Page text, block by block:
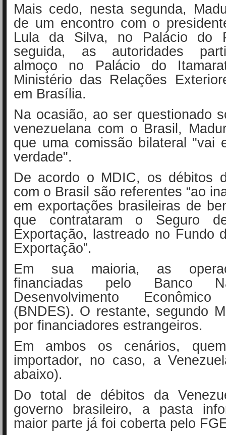
Mais cedo, nesta segunda,
de um encontro com o
Lula da Silva, no Palácio do
seguida, as autoridades
almoço no Palácio do
Ministério das Relações
em Brasília.
Na ocasião, ao ser questionado
venezuelana com o Brasil,
que uma comissão bilateral "vai
verdade".
De acordo o MDIC, os débitos
com o Brasil são referentes “ao
em exportações brasileiras de
que contrataram o Seguro
Exportação, lastreado no Fundo
Exportação”.
Em sua maioria, as
financiadas pelo Banco
Desenvolvimento
(BNDES). O restante, segundo
por financiadores estrangeiros.
Em ambos os cenários,
importador, no caso, a
abaixo).
Do total de débitos da
governo brasileiro, a pasta
maior parte já foi coberta pelo